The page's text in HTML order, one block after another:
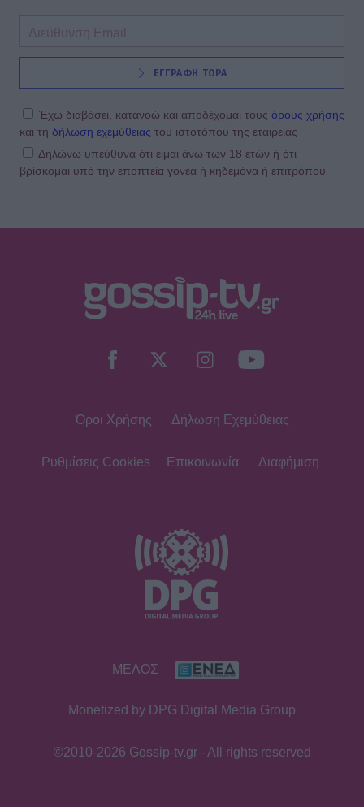
SHOWBIZ
Γιώργος Λιάγκας - «Ο Τζορτζ Κλούνεϊ
την ΑΙ φωτό που πόσταρε
MEDIA
INSIDE STORIES
ΠΑΜΕ ΣΤΟΙΧΗΜΑ: Περισσότερα από
μοίρασε τον Ιούλιο
black dress και πάει το summer
Ο Λάμπρος Κωνσταντάρας έχει
γενέθλια και η Έλενα Τσαγκρινού του
διακοπές από το 2018 – Η
αποκάλυψη μέσα από throwback
ΕΓΓΡΑΦΗ ΤΩΡΑ
Έχω διαβάσει, κατανοώ και αποδέχομαι τους όρους χρήσης
και τη δήλωση εχεμύθειας του ιστοτόπου της εταιρείας
Δηλώνω υπεύθυνα ότι είμαι άνω των 18 ετών ή ότι
βρίσκομαι υπό την εποπτεία γονέα ή κηδεμόνα ή επιτρόπου
Όροι Χρήσης Δήλωση Εχεμύθειας
Ρυθμίσεις Cookies Επικοινωνία Διαφήμιση
ΜΕΛΟΣ
Monetized by DPG Digital Media Group
©2010-2026 Gossip-tv.gr - All rights reserved